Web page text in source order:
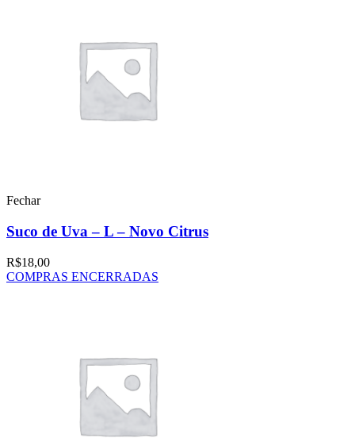
Fechar
Suco de Uva – L – Novo Citrus
R$18,00
COMPRAS ENCERRADAS